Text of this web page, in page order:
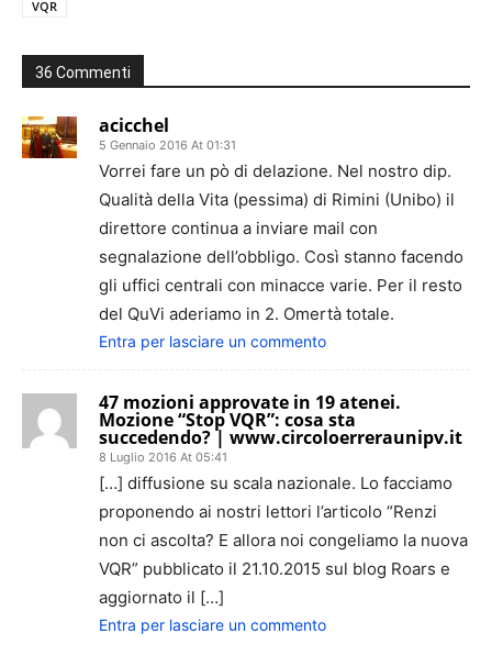
VQR
36 Commenti
acicchel
5 Gennaio 2016 At 01:31
Vorrei fare un pò di delazione. Nel nostro dip.
Qualità della Vita (pessima) di Rimini (Unibo) il
direttore continua a inviare mail con
segnalazione dell’obbligo. Così stanno facendo
gli uffici centrali con minacce varie. Per il resto
del QuVi aderiamo in 2. Omertà totale.
Entra per lasciare un commento
47 mozioni approvate in 19 atenei.
Mozione “Stop VQR”: cosa sta
succedendo? | www.circoloerreraunipv.it
8 Luglio 2016 At 05:41
[…] diffusione su scala nazionale. Lo facciamo
proponendo ai nostri lettori l’articolo “Renzi
non ci ascolta? E allora noi congeliamo la nuova
VQR” pubblicato il 21.10.2015 sul blog Roars e
aggiornato il […]
Entra per lasciare un commento